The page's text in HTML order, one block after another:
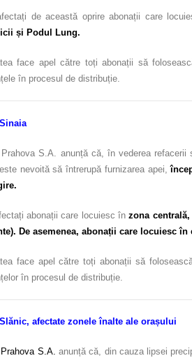
de această oprire abonații care
și Podul Lung.
face apel către toți abonații să
în procesul de distribuție.
Prahova S.A. anunță că, în vederea
este nevoită să întrerupă furnizarea apei,
abonații care locuiesc înzona
De asemenea, abonații care locuiesc
face apel către toți abonații să
în procesul de distribuție.
afectate zonele înalte ale orașului
S.A. anunță că, din cauza lipsei